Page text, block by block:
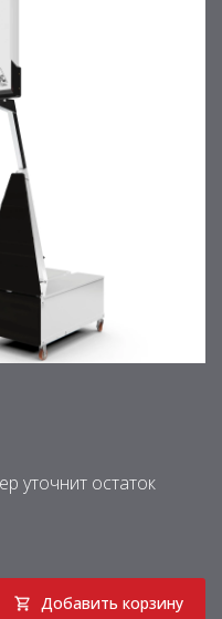
уточнит остаток
Добавить корзину